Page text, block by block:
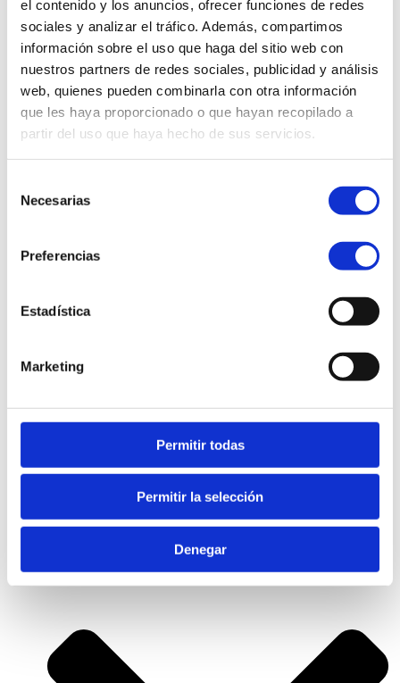
el contenido y los anuncios, ofrecer funciones de redes
sociales y analizar el tráfico. Además, compartimos
información sobre el uso que haga del sitio web con
nuestros partners de redes sociales, publicidad y análisis
web, quienes pueden combinarla con otra información
que les haya proporcionado o que hayan recopilado a
partir del uso que haya hecho de sus servicios.
Necesarias
Preferencias
Estadística
Marketing
Permitir todas
Permitir la selección
Denegar
Pymes
Gran Empresa
Actualidad
Últimas noticias
Casos de éxito
Nosotros